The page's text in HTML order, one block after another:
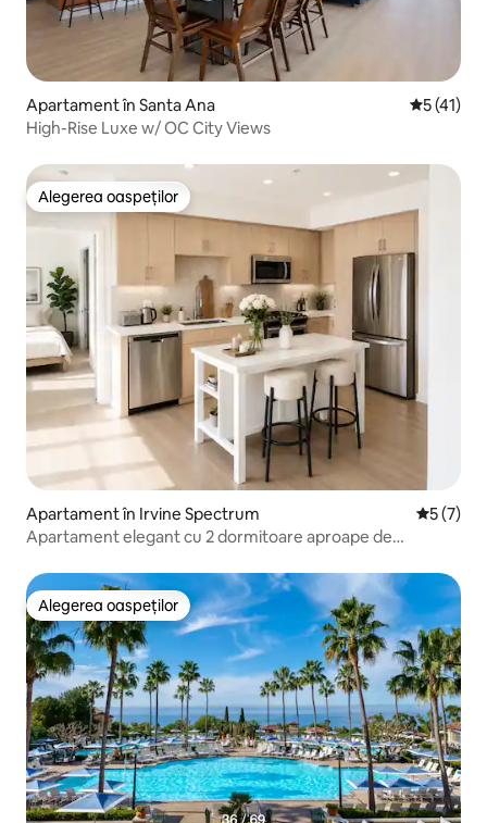
Apartament în Santa Ana Scor
5 (41)
High-Rise Luxe w/ OC City Views
Alegerea oaspeților
Alegerea oaspeților
Apartament în Irvine Spectrum Scor
5 (7)
Apartament elegant cu 2 dormitoare aproape de
Alegerea oaspeților
Alegerea oaspeților